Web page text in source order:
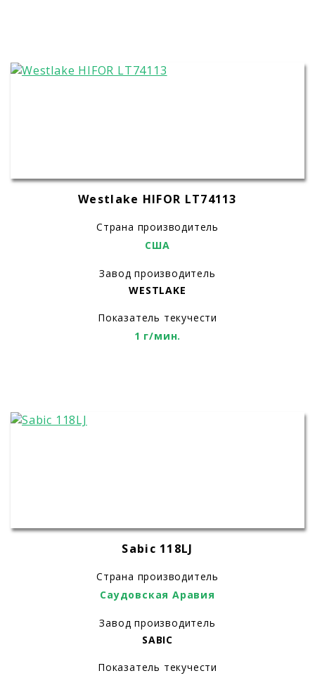
Westlake HIFOR LT74113
Страна производитель
США
Завод производитель
WESTLAKE
Показатель текучести
1 г/мин.
Sabic 118LJ
Страна производитель
Саудовская Аравия
Завод производитель
SABIC
Показатель текучести